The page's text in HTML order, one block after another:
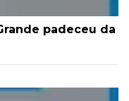
padeceu da